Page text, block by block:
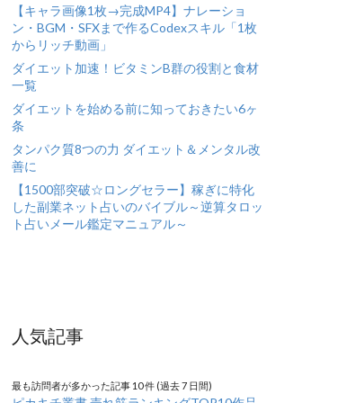
【キャラ画像1枚→完成MP4】ナレーショ
ン・BGM・SFXまで作るCodexスキル「1枚
からリッチ動画」
ダイエット加速！ビタミンB群の役割と食材
一覧
ダイエットを始める前に知っておきたい6ヶ
条
タンパク質8つの力 ダイエット＆メンタル改
善に
【1500部突破☆ロングセラー】稼ぎに特化
した副業ネット占いのバイブル～逆算タロッ
ト占いメール鑑定マニュアル～
人気記事
最も訪問者が多かった記事 10 件 (過去 7 日間)